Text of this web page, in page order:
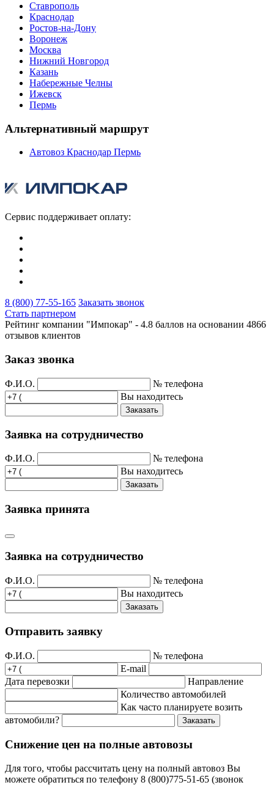
Ставрополь
Краснодар
Ростов-на-Дону
Воронеж
Москва
Нижний Новгород
Казань
Набережные Челны
Ижевск
Пермь
Альтернативный маршрут
Автовоз Краснодар Пермь
Сервис поддерживает оплату:
8 (800) 77-55-165 Заказать звонок
Стать партнером
Рейтинг компании "Импокар" - 4.8 баллов на основании 4866
отзывов клиентов
Заказ звонка
Ф.И.О.
№ телефона
Вы находитесь
Заказать
Заявка на сотрудничество
Ф.И.О.
№ телефона
Вы находитесь
Заказать
Заявка принята
Заявка на сотрудничество
Ф.И.О.
№ телефона
Вы находитесь
Заказать
Отправить заявку
Ф.И.О.
№ телефона
E-mail
Дата перевозки
Направление
Количество автомобилей
Как часто планируете возить
автомобили?
Заказать
Снижение цен на полные автовозы
Для того, чтобы рассчитать цену на полный автовоз Вы
можете обратиться по телефону 8 (800)775-51-65 (звонок